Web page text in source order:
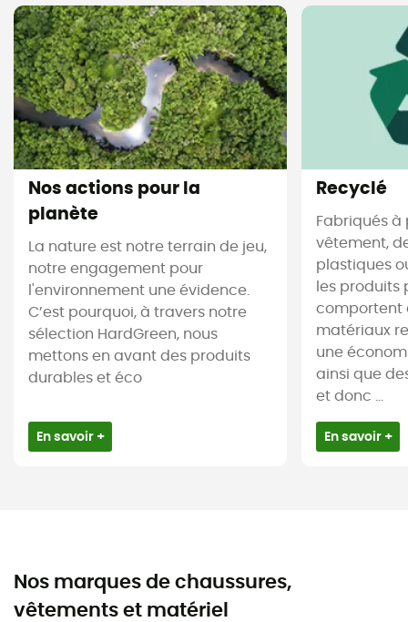
Nos actions pour la
planète
La nature est notre terrain de jeu,
notre engagement pour
l'environnement une évidence.
C’est pourquoi, à travers notre
sélection HardGreen, nous
mettons en avant des produits
durables et éco
En savoir +
Recyclé
Fabriqués à
vêtement,
plastiques
les produits
comportent
matériaux
une
ainsi que
et donc ...
En savoir +
Nos marques de chaussures,
vêtements et matériel